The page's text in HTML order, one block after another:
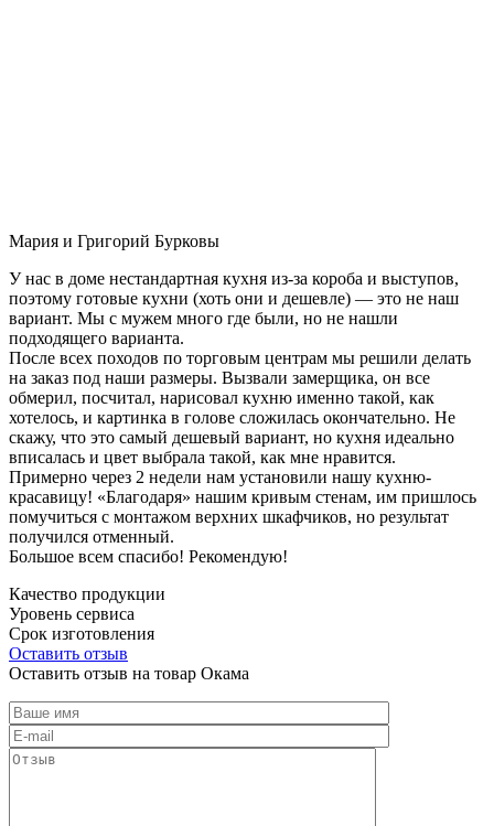
Мария и Григорий Бурковы
У нас в доме нестандартная кухня из-за короба и выступов,
поэтому готовые кухни (хоть они и дешевле) — это не наш
вариант. Мы с мужем много где были, но не нашли
подходящего варианта.
После всех походов по торговым центрам мы решили делать
на заказ под наши размеры. Вызвали замерщика, он все
обмерил, посчитал, нарисовал кухню именно такой, как
хотелось, и картинка в голове сложилась окончательно. Не
скажу, что это самый дешевый вариант, но кухня идеально
вписалась и цвет выбрала такой, как мне нравится.
Примерно через 2 недели нам установили нашу кухню-
красавицу! «Благодаря» нашим кривым стенам, им пришлось
помучиться с монтажом верхних шкафчиков, но результат
получился отменный.
Большое всем спасибо! Рекомендую!
Качество продукции
Уровень сервиса
Срок изготовления
Оставить отзыв
Оставить отзыв на товар Окама